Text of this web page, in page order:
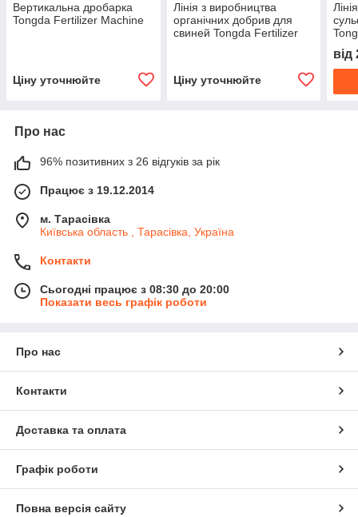
Вертикальна дробарка
Tongda Fertilizer Machine
Ціну уточнюйте
Лінія з виробництва
органічних добрив для
свиней Tongda Fertilizer
Ціну уточнюйте
від
Про нас
96% позитивних з 26 відгуків за рік
Працює з 19.12.2014
м. Тарасівка
Київська область , Тарасівка, Україна
Контакти
Сьогодні працює з 08:30 до 20:00
Показати весь графік роботи
Про нас
Контакти
Доставка та оплата
Графік роботи
Повна версія сайту